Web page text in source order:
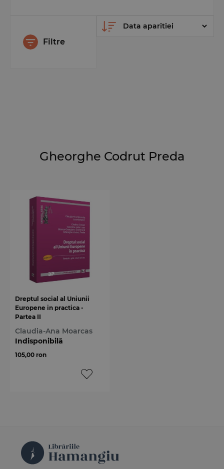
Filtre
Gheorghe Codrut Preda
Dreptul social al Uniunii
Europene in practica -
Partea II
Claudia-Ana Moarcas
Indisponibilă
105,00 ron